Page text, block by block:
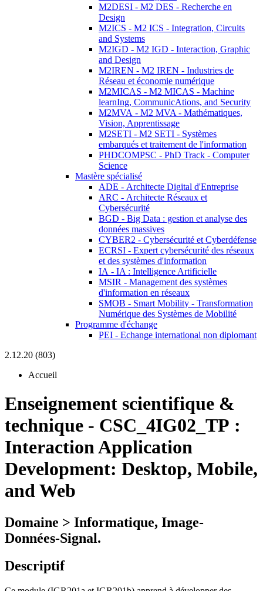
M2DESI - M2 DES - Recherche en
Design
M2ICS - M2 ICS - Integration, Circuits
and Systems
M2IGD - M2 IGD - Interaction, Graphic
and Design
M2IREN - M2 IREN - Industries de
Réseau et économie numérique
M2MICAS - M2 MICAS - Machine
learnIng, CommunicAtions, and Security
M2MVA - M2 MVA - Mathématiques,
Vision, Apprentissage
M2SETI - M2 SETI - Systèmes
embarqués et traitement de l'information
PHDCOMPSC - PhD Track - Computer
Science
Mastère spécialisé
ADE - Architecte Digital d'Entreprise
ARC - Architecte Réseaux et
Cybersécurité
BGD - Big Data : gestion et analyse des
données massives
CYBER2 - Cybersécurité et Cyberdéfense
ECRSI - Expert cybersécurité des réseaux
et des systèmes d'information
IA - IA : Intelligence Artificielle
MSIR - Management des systèmes
d'information en réseaux
SMOB - Smart Mobility - Transformation
Numérique des Systèmes de Mobilité
Programme d'échange
PEI - Echange international non diplomant
2.12.20 (803)
Accueil
Enseignement scientifique &
technique - CSC_4IG02_TP :
Interaction Application
Development: Desktop, Mobile,
and Web
Domaine > Informatique, Image-
Données-Signal.
Descriptif